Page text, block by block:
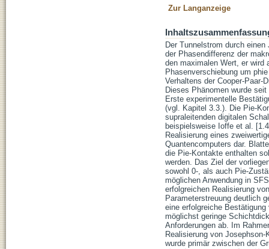
Zur Langanzeige
Der Tunnelstrom durch
der Phasendifferenz der
den maximalen Wert, er
Phasenverschiebung um
Verhaltens der Cooper-
Dieses Phänomen wurde
Erste experimentelle
(vgl. Kapitel 3.3.). Die Pie-
supraleitenden digitalen
beispielsweise Ioffe et al.
Realisierung eines
Quantencomputers dar.
die Pie-Kontakte enthalten
werden. Das Ziel der
sowohl 0-, als auch Pie-
möglichen Anwendung in
erfolgreichen Realisierung
Parameterstreuung deutlich
eine erfolgreiche
möglichst geringe
Anforderungen ab. Im
Realisierung von
wurde primär zwischen der